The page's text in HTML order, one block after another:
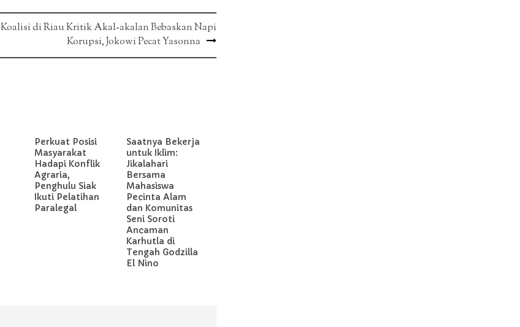
Koalisi di Riau Kritik Akal-akalan Bebaskan Napi
Korupsi, Jokowi Pecat Yasonna
Perkuat Posisi
Masyarakat
Hadapi Konflik
Agraria,
Penghulu Siak
Ikuti Pelatihan
Paralegal
Saatnya Bekerja
untuk Iklim:
Jikalahari
Bersama
Mahasiswa
Pecinta Alam
dan Komunitas
Seni Soroti
Ancaman
Karhutla di
Tengah Godzilla
El Nino